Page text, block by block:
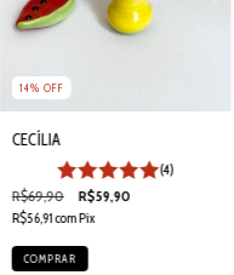
14% OFF
CECÍLIA
(4)
R$69,90
R$59,90
R$56,91comPix